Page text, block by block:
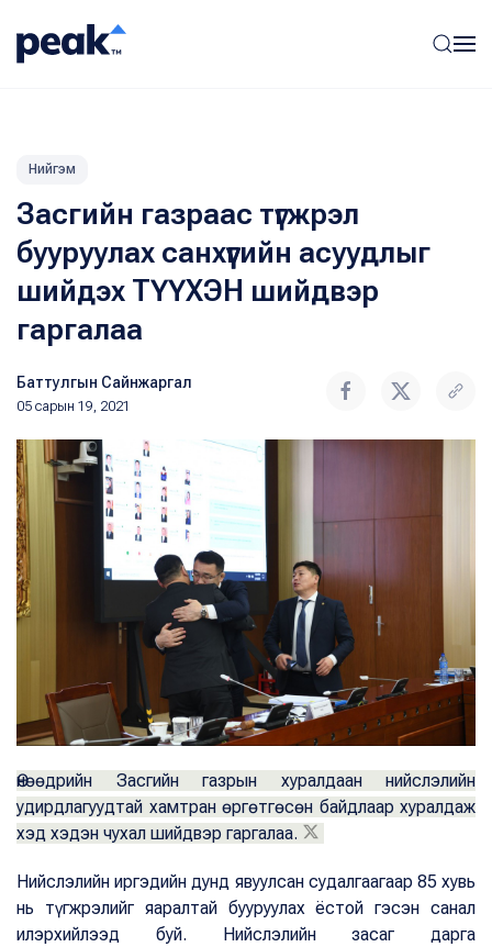
Нийгэм
Засгийн газраас түгжрэл
бууруулах санхүүгийн асуудлыг
шийдэх ТҮҮХЭН шийдвэр
гаргалаа
Баттулгын Сайнжаргал
05 сарын 19, 2021
Өнөөдрийн Засгийн газрын хуралдаан нийслэлийн
удирдлагуудтай хамтран өргөтгөсөн байдлаар хуралдаж
хэд хэдэн чухал шийдвэр гаргалаа.
Нийслэлийн иргэдийн дунд явуулсан судалгаагаар 85 хувь
нь түгжрэлийг яаралтай бууруулах ёстой гэсэн санал
илэрхийлээд буй. Нийслэлийн засаг дарга